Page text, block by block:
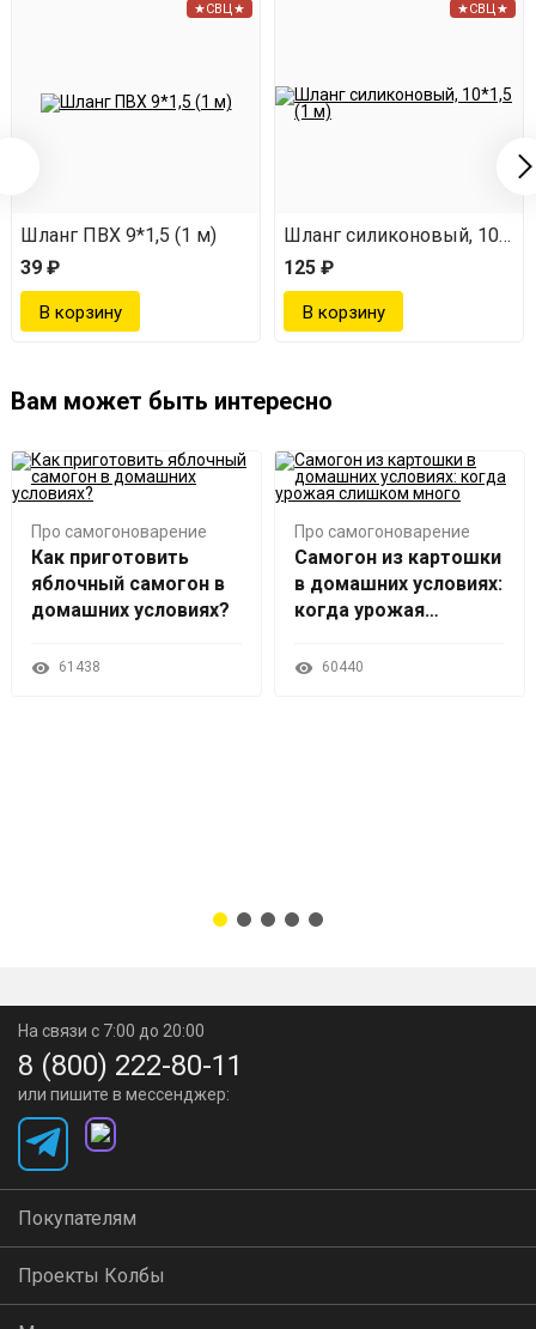
6*2 (1 м)
★СВЦ★
Шланг ПВХ 9*1,5 (1 м)
39 ₽
★СВЦ★
Шланг силиконовый,
125 ₽
Вам может быть интересно
Про самогоноварение
Как приготовить
яблочный самогон в
домашних условиях?
61438
Про самогоноварение
Самогон из картошки
в домашних условиях:
когда урожая
60440
На связи с 7:00 до 20:00
8 (800) 222-80-11
или пишите в мессенджер:
Покупателям
Проекты Колбы